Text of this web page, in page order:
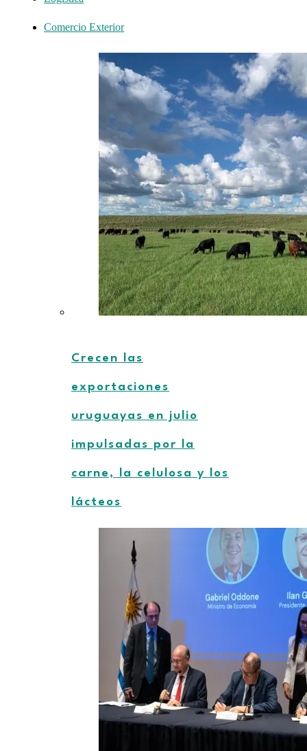
Comercio Exterior
Crecen las
exportaciones
uruguayas en julio
impulsadas por la
carne, la celulosa y los
lácteos